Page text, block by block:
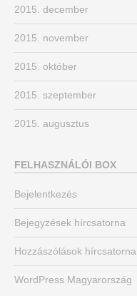
2015. december
2015. november
2015. október
2015. szeptember
2015. augusztus
FELHASZNÁLÓI BOX
Bejelentkezés
Bejegyzések hírcsatorna
Hozzászólások hírcsatorna
WordPress Magyarország